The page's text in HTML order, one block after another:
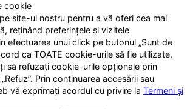
cookie
site-ul nostru pentru a vă oferi cea mai
reținând preferințele și vizitele
efectuarea unui click pe butonul „Sunt de
ca TOATE cookie-urile să fie utilizate.
să refuzați cookie-urile opționale prin
Prin continuarea accesării sau
vă exprimați acordul cu privire la Termeni și